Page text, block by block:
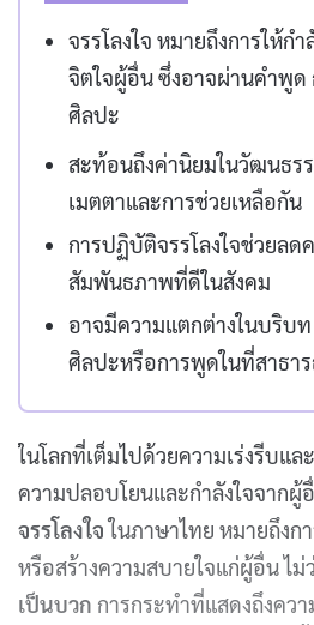
จรรโลงใจ หมายถึงการให้ก
จิตใจผู้อื่น ซึ่งอาจผ่านคำพูด
ศิลปะ
สะท้อนถึงค่านิยมในวัฒนธร
เมตตาและการช่วยเหลือกัน
การปฏิบัติจรรโลงใจช่วยลด
สัมพันธภาพที่ดีในสังคม
อาจมีความแตกต่างในบริบท
ศิลปะหรือการพูดในที่สาธา
ในโลกที่เต็มไปด้วยความเร่งรีบแล
ความปลอบโยนและกำลังใจจากผู้
จรรโลงใจในภาษาไทย หมายถึงก
หรือสร้างความสบายใจแก่ผู้อื่น ไม่
เป็นบวก การกระทำที่แสดงถึงคว